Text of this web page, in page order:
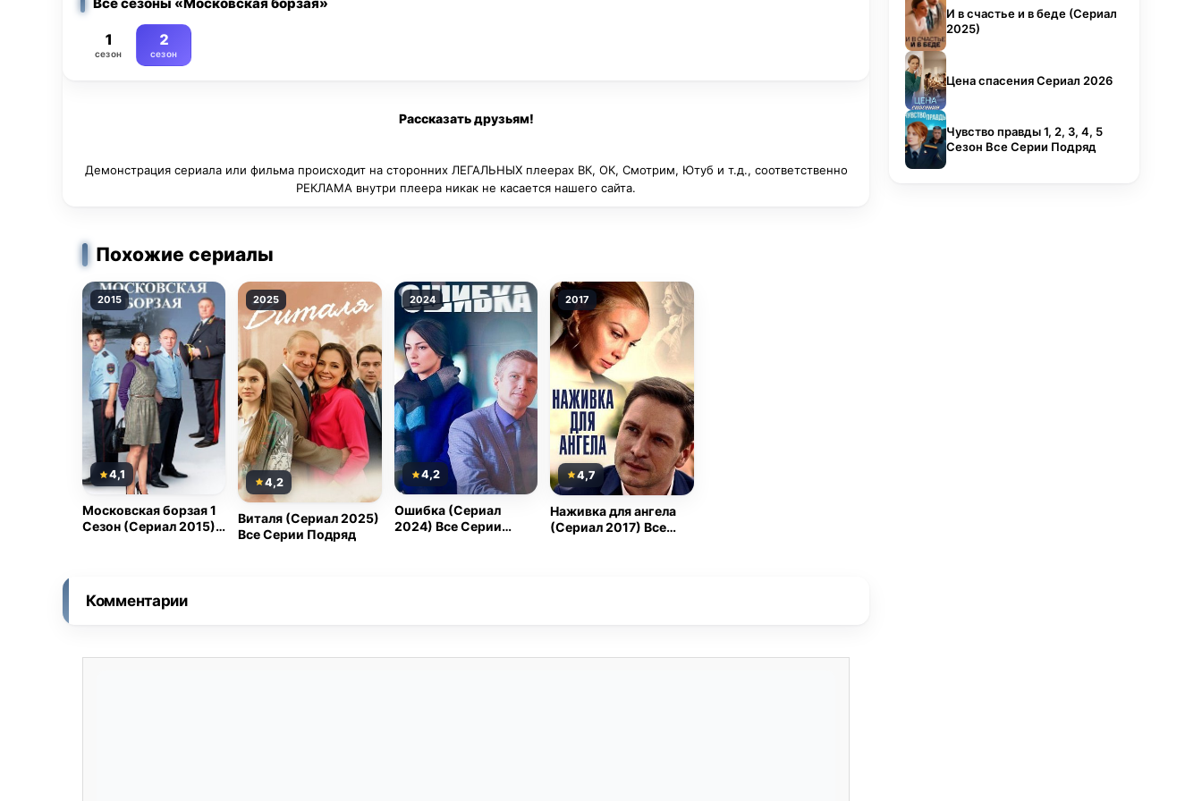
1
сезон
2
сезон
Рассказать друзьям!
Демонстрация сериала или фильма происходит на сторонних ЛЕГАЛЬНЫХ плеерах ВК, ОК, Смотрим, Ютуб и т.д., соответственно
РЕКЛАМА внутри плеера никак не касается нашего сайта.
Похожие сериалы
2015
4,1
Московская борзая 1
Сезон (Сериал 2015)
2025
4,2
Виталя (Сериал 2025)
Все Серии Подряд
2024
4,2
Ошибка (Сериал
2024) Все Серии
2017
4,7
Наживка для ангела
(Сериал 2017) Все
Комментарии
И в счастье и в беде (Сериал
2025)
Цена спасения Сериал 2026
Чувство правды 1, 2, 3, 4, 5
Сезон Все Серии Подряд